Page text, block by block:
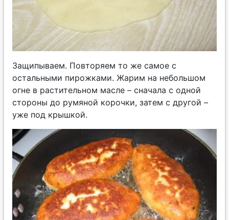
Защипываем. Повторяем то же самое с
остальными пирожками. Жарим на небольшом
огне в растительном масле – сначала с одной
стороны до румяной корочки, затем с другой –
уже под крышкой.